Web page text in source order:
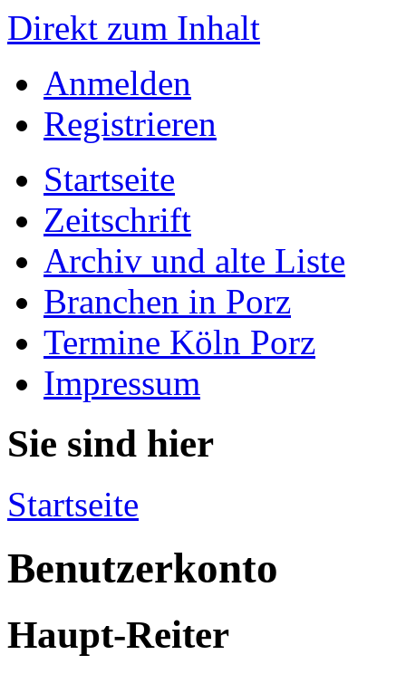
Direkt zum Inhalt
Anmelden
Registrieren
Startseite
Zeitschrift
Archiv und alte Liste
Branchen in Porz
Termine Köln Porz
Impressum
Sie sind hier
Startseite
Benutzerkonto
Haupt-Reiter